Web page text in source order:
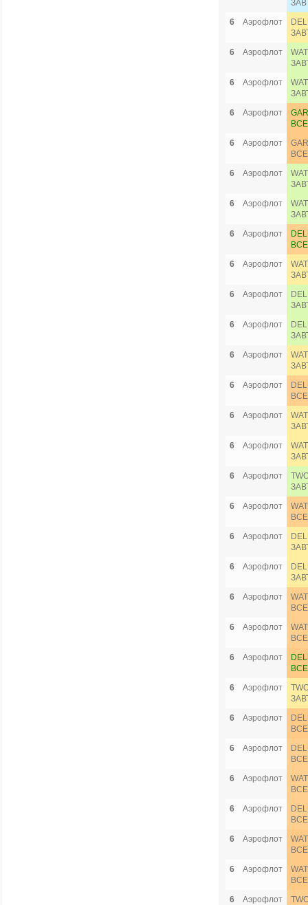
6
Аэрофлот
6
Аэрофлот
6
Аэрофлот
6
Аэрофлот
6
Аэрофлот
6
Аэрофлот
6
Аэрофлот
6
Аэрофлот
6
Аэрофлот
6
Аэрофлот
6
Аэрофлот
6
Аэрофлот
6
Аэрофлот
6
Аэрофлот
6
Аэрофлот
6
Аэрофлот
6
Аэрофлот
6
Аэрофлот
6
Аэрофлот
6
Аэрофлот
6
Аэрофлот
6
Аэрофлот
6
Аэрофлот
6
Аэрофлот
6
Аэрофлот
6
Аэрофлот
6
Аэрофлот
6
Аэрофлот
6
Аэрофлот
6
Аэрофлот